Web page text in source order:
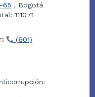
65 , Bogotá
111071
(601)